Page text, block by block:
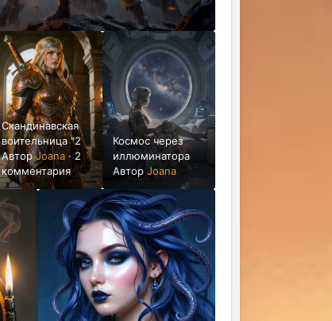
Скандинавская
воительница "2
АвторJoana· 2
комментария
Космос через
иллюминатора
АвторJoana